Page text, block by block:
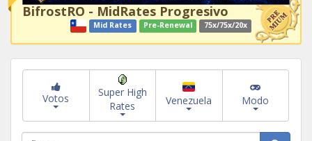
BifrostRO - MidRates Progresivo
Mid Rates Pre-Renewal 75x/75x/20x
Votos
Super High
Rates
Venezuela Modo